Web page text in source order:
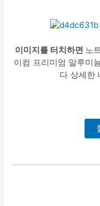
이미지를 터치하면 노
이컴 프리미엄 알루미
다 상세한